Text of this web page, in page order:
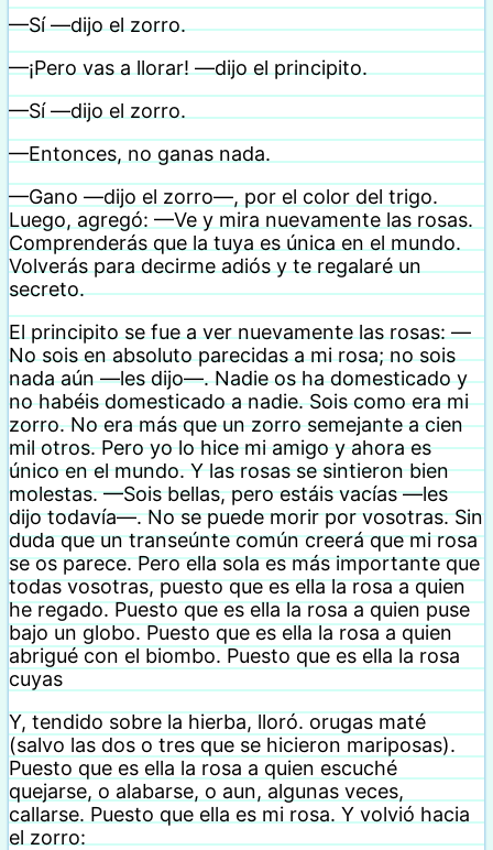
—Sí —dijo el zorro.
—¡Pero vas a llorar! —dijo el principito.
—Sí —dijo el zorro.
—Entonces, no ganas nada.
—Gano —dijo el zorro—, por el color del trigo.
Luego, agregó: —Ve y mira nuevamente las rosas.
Comprenderás que la tuya es única en el mundo.
Volverás para decirme adiós y te regalaré un
secreto.
El principito se fue a ver nuevamente las rosas: —
No sois en absoluto parecidas a mi rosa; no sois
nada aún —les dijo—. Nadie os ha domesticado y
no habéis domesticado a nadie. Sois como era mi
zorro. No era más que un zorro semejante a cien
mil otros. Pero yo lo hice mi amigo y ahora es
único en el mundo. Y las rosas se sintieron bien
molestas. —Sois bellas, pero estáis vacías —les
dijo todavía—. No se puede morir por vosotras. Sin
duda que un transeúnte común creerá que mi rosa
se os parece. Pero ella sola es más importante que
todas vosotras, puesto que es ella la rosa a quien
he regado. Puesto que es ella la rosa a quien puse
bajo un globo. Puesto que es ella la rosa a quien
abrigué con el biombo. Puesto que es ella la rosa
cuyas
Y, tendido sobre la hierba, lloró. orugas maté
(salvo las dos o tres que se hicieron mariposas).
Puesto que es ella la rosa a quien escuché
quejarse, o alabarse, o aun, algunas veces,
callarse. Puesto que ella es mi rosa. Y volvió hacia
el zorro: